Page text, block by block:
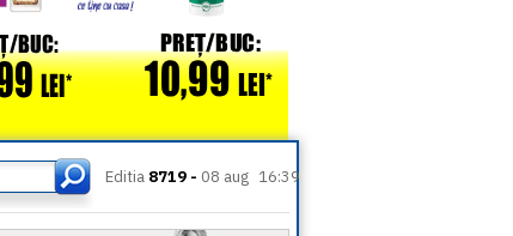
Editia 8719 - 08 aug 16:39